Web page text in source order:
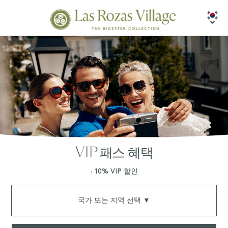
VIP 패스 혜택
∙ 10% VIP 할인
국가 또는 지역 선택 ▼